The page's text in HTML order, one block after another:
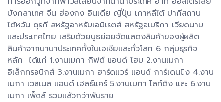
บังกลาเทศ จีน ฮ่องกง อินเดีย ญี่ปุ่น เกาหลีใต้ ปากีสถาน
ไต้หวัน ตุรกี สหรัฐอาหรับเอมิเรตส์ สหรัฐอเมริกา เวียดนาม
และประเทศไทย เสริมด้วยบูธย่อยจัดแสดงสินค้าของผู้ผลิต
สินค้าจากนานาประเทศทั้งในเอเชียและทั่วโลก 6 กลุ่มธุรกิจ
หลัก ได้แก่ 1.งานเมกา กิฟต์ แอนด์ โฮม 2.งานเมกา
อิเล็กทรอนิกส์ 3.งานเมกา ฮาร์ดแวร์ แอนด์ การ์เดนนิง 4.งาน
เมกา เวลเนส แอนด์ เฮลธ์แคร์ 5.งานเมกา ไลท์ติง และ 6.งาน
เมกา เพ็ตส์ รวมแล้วกว่าพันราย